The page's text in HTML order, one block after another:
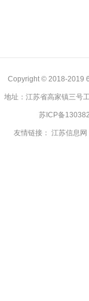
Copyright © 2018-2019
地址：江苏省高家镇三号
苏ICP备
友情链接： 江苏信息网